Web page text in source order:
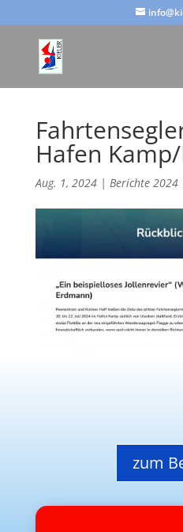
Hafen
Aug. 1, 2024| Berichte 2024
zum